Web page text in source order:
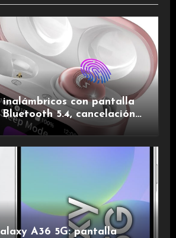
inalámbricos con pantalla
5.4, cancelación
y de larga
A36 5G: pantalla